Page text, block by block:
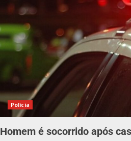
Polícia
Homem é socorrido após